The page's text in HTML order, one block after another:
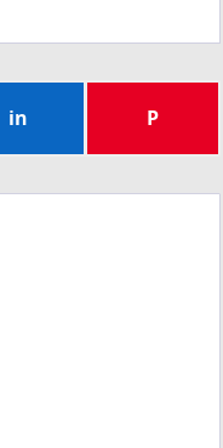
in P